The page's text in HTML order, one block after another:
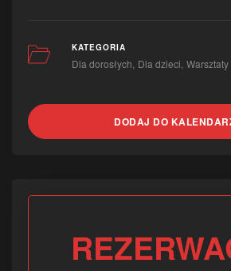
KATEGORIA
Dla dorosłych Dla dzieci Warsztaty
DODAJ DO